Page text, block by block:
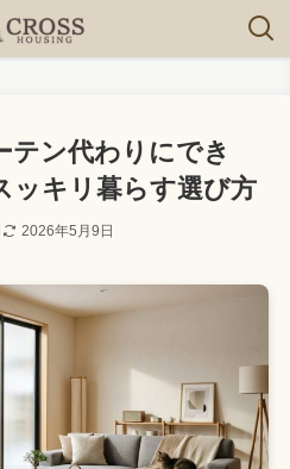
テン代わりにでき
ッキリ暮らす選び方
2026年5月9日